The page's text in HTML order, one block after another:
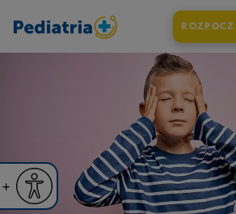
czcionkę
czcionka
Powiększ czcionkę